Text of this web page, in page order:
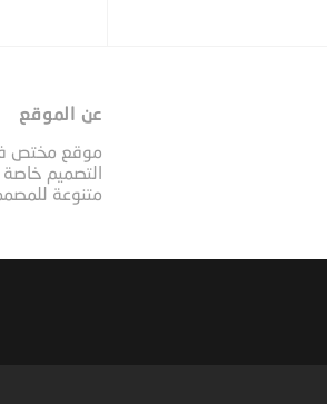
عن الموقع
موقع مختص
التصميم
متنوعة